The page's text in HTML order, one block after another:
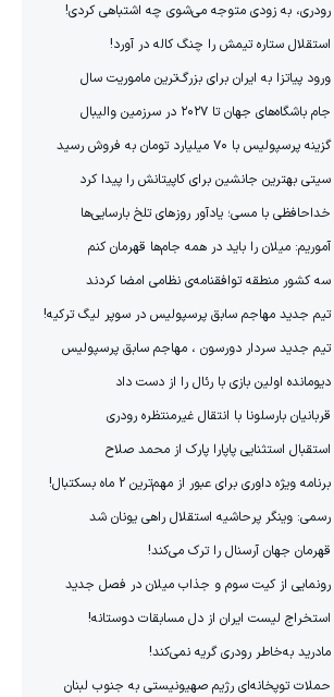
رودری، به زودی متوجه می‌شوی چه اشتباهی کردی!
استقلال ستاره تیمش را چنگ کاله در آورد!
ورود پیاتزا به ایران برای بزرگ‌ترین ماموریت سال
جام باشگاه‌های جهان تا ۲۰۲۷ در سرزمین والیبال
گزینه پرسپولیس با ۷۰ میلیارد تومان به فروش رسید
سیتی بهترین جانشین برای کاپیتانش را پیدا کرد
خداحافظی با مسی؛ یادآور روزهای تلخ بارسایی‌ها
آموریم: میلان را باید در همه جام‌ها قهرمان کنم
سه کشور منطقه توافقنامه‌ی نظامی امضا کردند
تیم جدید مهاجم سابق پرسپولیس در سوپر لیگ ترکیه!
تیم جدید سردار دورسون ، مهاجم سابق پرسپولیس
دیومانده اولین بازی با رئال را از دست داد
قربانیان بارسلونا با انتقال غیرمنتظره رودری
استقبال استثنایی پاپارا پارک از محمد صلاح
برنامه ویژه داوری برای عبور از مهم‌ترین 2 ماه بسکتبال!
رسمی: وینگر پرحاشیه استقلال راهی یونان شد
قهرمان جهان آرسنال را ترک می‌کند!
رونمایی از کیت سوم و جذاب میلان در فصل جدید
استخراج لیست ایران از دل مسابقات دوستانه!
مادرید به‌خاطر رودری گریه نمی‌کند!
حملات توپخانه‌ای رژیم صهیونیستی به جنوب لبنان